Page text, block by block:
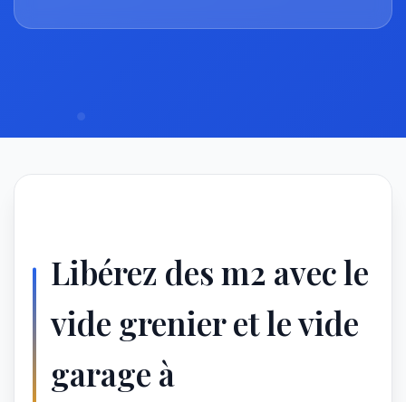
Libérez des m2 avec le
vide grenier et le vide
garage à